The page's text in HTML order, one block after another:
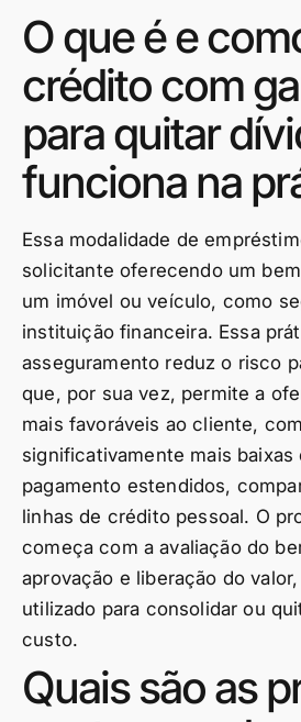
O que é e
crédito com
para quitar
funciona na
Essa modalidade de
solicitante oferecendo um
um imóvel ou veículo, como
instituição financeira. Essa
asseguramento reduz o risco
que, por sua vez, permite a
mais favoráveis ao cliente,
significativamente mais baixas
pagamento estendidos,
linhas de crédito pessoal. O
começa com a avaliação do
aprovação e liberação do
utilizado para consolidar ou
custo.
Quais são as